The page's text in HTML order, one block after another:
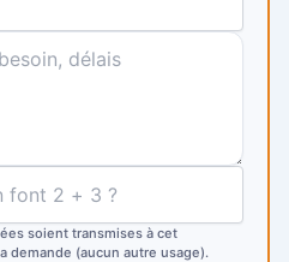
soient transmises à cet
demande (aucun autre usage).